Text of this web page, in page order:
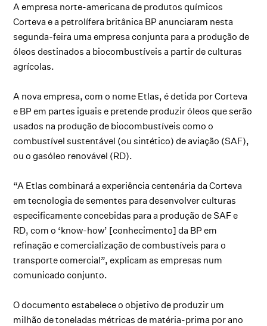
A empresa norte-americana de produtos químicos
Corteva e a petrolífera britânica BP anunciaram nesta
segunda-feira uma empresa conjunta para a produção de
óleos destinados a biocombustíveis a partir de culturas
agrícolas.
A nova empresa, com o nome Etlas, é detida por Corteva
e BP em partes iguais e pretende produzir óleos que serão
usados na produção de biocombustíveis como o
combustível sustentável (ou sintético) de aviação (SAF),
ou o gasóleo renovável (RD).
“A Etlas combinará a experiência centenária da Corteva
em tecnologia de sementes para desenvolver culturas
especificamente concebidas para a produção de SAF e
RD, com o ‘know-how’ [conhecimento] da BP em
refinação e comercialização de combustíveis para o
transporte comercial”, explicam as empresas num
comunicado conjunto.
O documento estabelece o objetivo de produzir um
milhão de toneladas métricas de matéria-prima por ano